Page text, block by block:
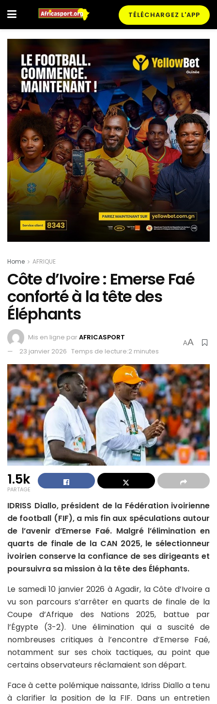
TÉLÉCHARGEZ L'APP
Home AFRIQUE
Côte d’Ivoire : Emerse Faé
conforté à la tête des
Éléphants
Mis en ligne parAFRICASPORT
23 janvier 2026 Temps de lecture:2 minutes
AA
1.5k
PARTAGE
IDRISS Diallo, président de la Fédération ivoirienne
de football (FIF), a mis fin aux spéculations autour
de l’avenir d’Emerse Faé. Malgré l’élimination en
quarts de finale de la CAN 2025, le sélectionneur
ivoirien conserve la confiance de ses dirigeants et
poursuivra sa mission à la tête des Éléphants.
Le samedi 10 janvier 2026 à Agadir, la Côte d’Ivoire a
vu son parcours s’arrêter en quarts de finale de la
Coupe d’Afrique des Nations 2025, battue par
l’Égypte (3-2). Une élimination qui a suscité de
nombreuses critiques à l’encontre d’Emerse Faé,
notamment sur ses choix tactiques, au point que
certains observateurs réclamaient son départ.
Face à cette polémique naissante, Idriss Diallo a tenu
à clarifier la position de la FIF. Dans un entretien